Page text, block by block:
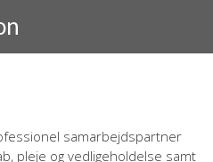
samarbejdspartner
pleje og vedligeholdelse samt